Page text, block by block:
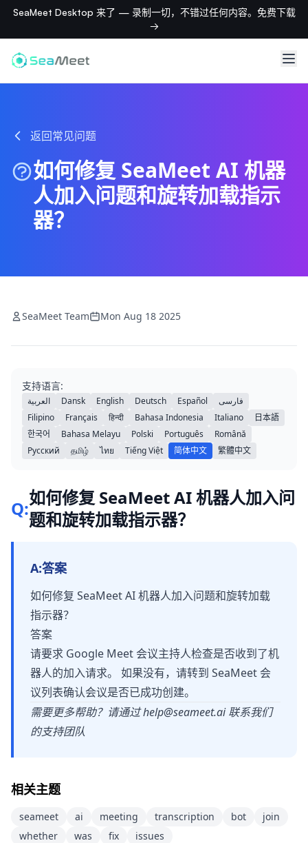
SeaMeet Desktop 来了 — 录制一切，不错过任何内容。免费下载
→
返回常见问题
如何修复 SeaMeet AI 机器
人加入问题和旋转加载指示
器？
SeaMeet Team Mon Aug 18 2025
支持语言:
العربية Dansk English Deutsch Español
فارسی
Filipino
Français हिन्दी Bahasa Indonesia Italiano
日本語
한국어
Bahasa Melayu Polski Português
Română
Русский
தமிழ் ไทย Tiếng Việt 简体中文 繁體中文
Q:如何修复 SeaMeet AI 机器人加入问
题和旋转加载指示器？
A:答案
如何修复 SeaMeet AI 机器人加入问题和旋转加载
指示器？
答案
请要求 Google Meet 会议主持人检查是否收到了机
器人的加入请求。 如果没有，请转到 SeaMeet 会
议列表确认会议是否已成功创建。
需要更多帮助？请通过help@seameet.ai联系我们
的支持团队
相关主题
seameet ai meeting transcription bot
join
whether
was fix issues